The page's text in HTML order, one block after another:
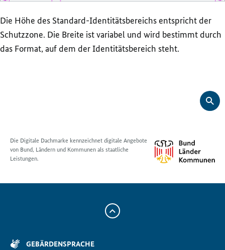
Die Höhe des Standard-Identitätsbereichs entspricht der
Schutzzone. Die Breite ist variabel und wird bestimmt durch
das Format, auf dem der Identitätsbereich steht.
Die Digitale Dachmarke kennzeichnet digitale Angebote
von Bund, Ländern und Kommunen als staatliche
Leistungen.
Zum
GEBÄRDENSPRACHE